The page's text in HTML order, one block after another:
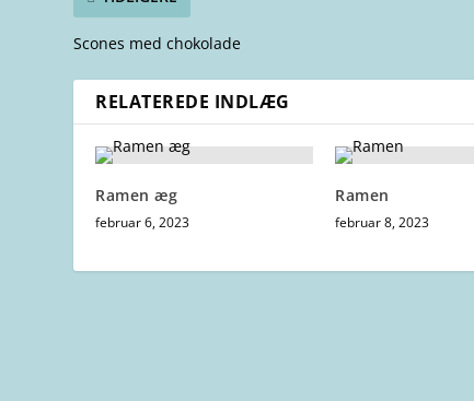
Scones med chokolade
RELATEREDE INDLÆG
Ramen æg
februar 6, 2023
Ramen
februar 8, 2023